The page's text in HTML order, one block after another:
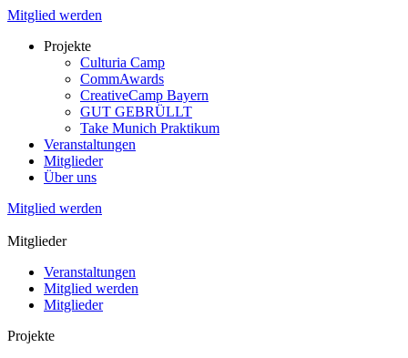
Mitglied werden
Projekte
Culturia Camp
CommAwards
CreativeCamp Bayern
GUT GEBRÜLLT
Take Munich Praktikum
Veranstaltungen
Mitglieder
Über uns
Mitglied werden
Mitglieder
Veranstaltungen
Mitglied werden
Mitglieder
Projekte